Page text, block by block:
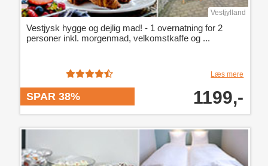
Vestjylland
Vestjysk hygge og dejlig mad! - 1 overnatning for 2
personer inkl. morgenmad, velkomstkaffe og ...
Læs mere
SPAR 38% 1199,-